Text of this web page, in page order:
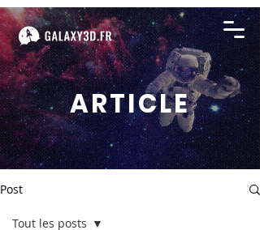
ARTICLE
Post
Tout les posts